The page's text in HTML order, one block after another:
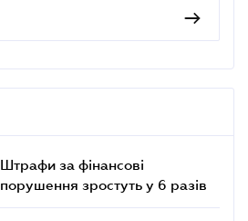
Штрафи за фінансові
порушення зростуть у 6 разів